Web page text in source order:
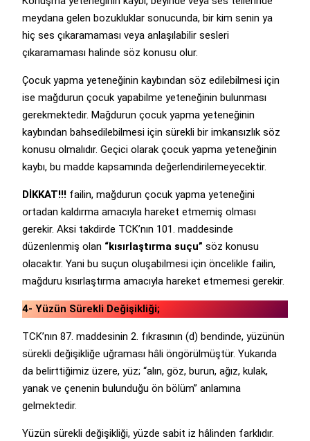
meydana gelen bozukluklar sonucunda, bir kim senin ya
hiç ses çıkaramaması veya anlaşılabilir sesleri
çıkaramaması halinde söz konusu olur.
Çocuk yapma yeteneğinin kaybından söz edilebilmesi için
ise mağdurun çocuk yapabilme yeteneğinin bulunması
gerekmektedir. Mağdurun çocuk yapma yeteneğinin
kaybından bahsedilebilmesi için sürekli bir imkansızlık söz
konusu olmalıdır. Geçici olarak çocuk yapma yeteneğinin
kaybı, bu madde kapsamında değerlendirilemeyecektir.
DİKKAT!!!failin, mağdurun çocuk yapma yeteneğini
ortadan kaldırma amacıyla hareket etmemiş olması
gerekir. Aksi takdirde TCK’nın 101. maddesinde
düzenlenmiş olan “kısırlaştırma suçu” söz konusu
olacaktır. Yani bu suçun oluşabilmesi için öncelikle failin,
mağduru kısırlaştırma amacıyla hareket etmemesi gerekir.
4- Yüzün Sürekli Değişikliği;
TCK’nın 87. maddesinin 2. fıkrasının (d) bendinde, yüzünün
sürekli değişikliğe uğraması hâli öngörülmüştür. Yukarıda
da belirttiğimiz üzere, yüz; “alın, göz, burun, ağız, kulak,
yanak ve çenenin bulunduğu ön bölüm” anlamına
gelmektedir.
Yüzün sürekli değişikliği, yüzde sabit iz hâlinden farklıdır.